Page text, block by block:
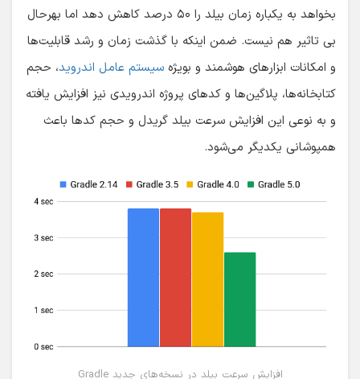
بخواهد به یکباره زمان بیلد را ۵۰ درصد کاهش دهد اما بهرحال
بی تاثیر هم نیست. ضمن اینکه با گذشت زمان و رشد قابلیت‌ها
و امکانات ابزارهای هوشمند و بویژه سیستم عامل اندروید، حجم
کتابخانه‌ها، پلاگین‌ها و کدهای پروژه اندرویدی نیز افزایش یافته
و به نوعی این افزایش سرعت بیلد گریدل و حجم کدها باعث
همپوشانی یکدیگر می‌شود.
افزایش سرعت بیلد در نسخه‌های جدید Gradle